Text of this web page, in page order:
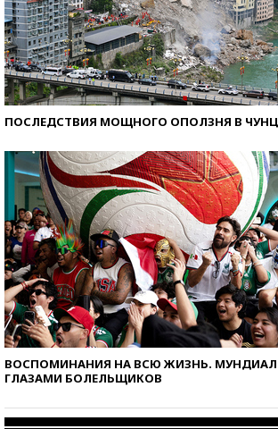
ПОСЛЕДСТВИЯ МОЩНОГО ОПОЛЗНЯ В
ВОСПОМИНАНИЯ НА ВСЮ ЖИЗНЬ.
ГЛАЗАМИ БОЛЕЛЬЩИКОВ